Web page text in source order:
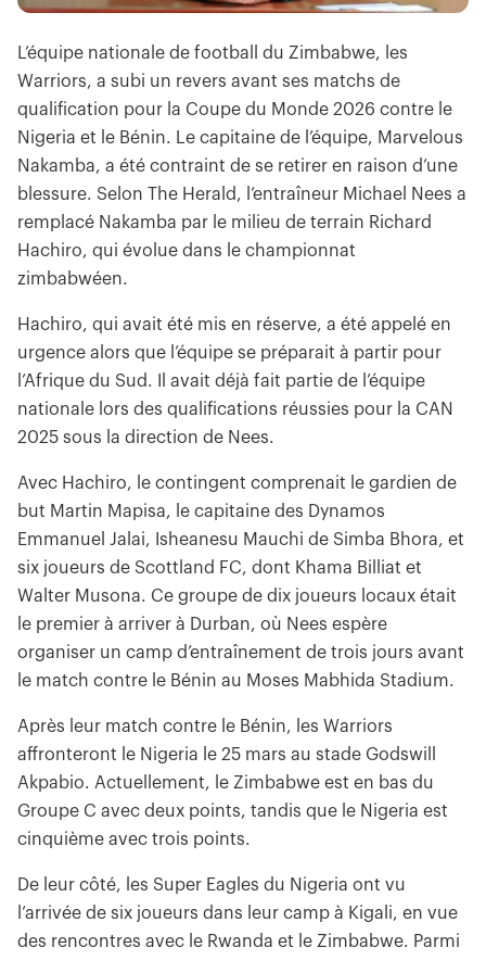
L’équipe nationale de football du Zimbabwe, les
Warriors, a subi un revers avant ses matchs de
qualification pour la Coupe du Monde 2026 contre le
Nigeria et le Bénin. Le capitaine de l’équipe, Marvelous
Nakamba, a été contraint de se retirer en raison d’une
blessure. Selon The Herald, l’entraîneur Michael Nees a
remplacé Nakamba par le milieu de terrain Richard
Hachiro, qui évolue dans le championnat
zimbabwéen.
Hachiro, qui avait été mis en réserve, a été appelé en
urgence alors que l’équipe se préparait à partir pour
l’Afrique du Sud. Il avait déjà fait partie de l’équipe
nationale lors des qualifications réussies pour la CAN
2025 sous la direction de Nees.
Avec Hachiro, le contingent comprenait le gardien de
but Martin Mapisa, le capitaine des Dynamos
Emmanuel Jalai, Isheanesu Mauchi de Simba Bhora, et
six joueurs de Scottland FC, dont Khama Billiat et
Walter Musona. Ce groupe de dix joueurs locaux était
le premier à arriver à Durban, où Nees espère
organiser un camp d’entraînement de trois jours avant
le match contre le Bénin au Moses Mabhida Stadium.
Après leur match contre le Bénin, les Warriors
affronteront le Nigeria le 25 mars au stade Godswill
Akpabio. Actuellement, le Zimbabwe est en bas du
Groupe C avec deux points, tandis que le Nigeria est
cinquième avec trois points.
De leur côté, les Super Eagles du Nigeria ont vu
l’arrivée de six joueurs dans leur camp à Kigali, en vue
des rencontres avec le Rwanda et le Zimbabwe. Parmi